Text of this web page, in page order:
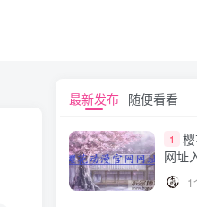
最新发布 随便看看
1
网址
1